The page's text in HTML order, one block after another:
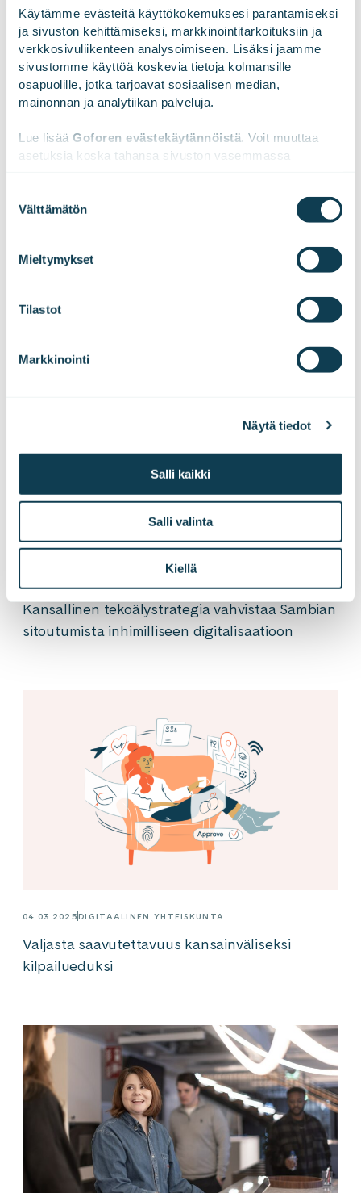
Käytämme evästeitä käyttökokemuksesi parantamiseksi
ja sivuston kehittämiseksi, markkinointitarkoituksiin ja
verkkosivuliikenteen analysoimiseen. Lisäksi jaamme
sivustomme käyttöä koskevia tietoja kolmansille
osapuolille, jotka tarjoavat sosiaalisen median,
mainonnan ja analytiikan palveluja.
Lue lisää Goforen evästekäytännöistä . Voit muuttaa
asetuksia koska tahansa sivuston vasemmassa
valinta
Välttämätön
Mieltymykset
Tilastot
Markkinointi
Näytä tiedot
Salli kaikki
Salli valinta
Kiellä
28.03.2025
testiautomaatioon, järjestelmäkehitys tulee
kompuroimaan monimutkaistuvien järjestelmien
Kansallinen tekoälystrategia vahvistaa Sambian
sitoutumista inhimilliseen digitalisaatioon
04.03.2025DIGITAALINEN YHTEISKUNTA
Valjasta saavutettavuus kansainväliseksi
kilpailueduksi